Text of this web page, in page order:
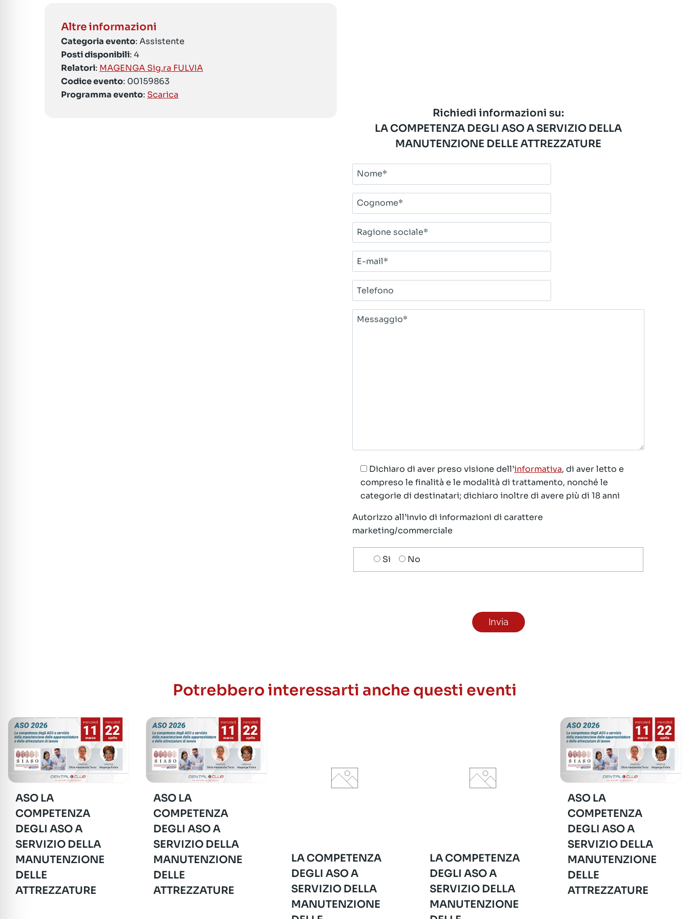
Altre informazioni
Categoria evento: Assistente
Posti disponibili: 4
Relatori: MAGENGA Sig.ra FULVIA
Codice evento: 00159863
Programma evento: Scarica
Richiedi informazioni su:
LA COMPETENZA DEGLI ASO A SERVIZIO DELLA
MANUTENZIONE DELLE ATTREZZATURE
Nome*
Cognome*
Ragione
sociale*
E-
mail*
Telefono
Messaggio*
Dichiaro di aver preso visione dell’informativa, di aver letto e
compreso le finalità e le modalità di trattamento, nonché le
categorie di destinatari; dichiaro inoltre di avere più di 18 anni
Autorizzo all’invio di informazioni di carattere
marketing/commerciale
Scelta
invio
Si No
Potrebbero interessarti anche questi eventi
ASO LA
COMPETENZA
DEGLI ASO A
SERVIZIO DELLA
MANUTENZIONE
DELLE
ATTREZZATURE
ASO LA
COMPETENZA
DEGLI ASO A
SERVIZIO DELLA
MANUTENZIONE
DELLE
ATTREZZATURE
LA COMPETENZA
DEGLI ASO A
SERVIZIO DELLA
MANUTENZIONE
LA COMPETENZA
DEGLI ASO A
SERVIZIO DELLA
MANUTENZIONE
ASO LA
COMPETENZA
DEGLI ASO A
SERVIZIO DELLA
MANUTENZIONE
DELLE
ATTREZZATURE